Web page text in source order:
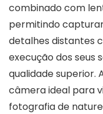
combinado com
permitindo
detalhes distantes
execução dos seus
qualidade superior.
câmera ideal para
fotografia de